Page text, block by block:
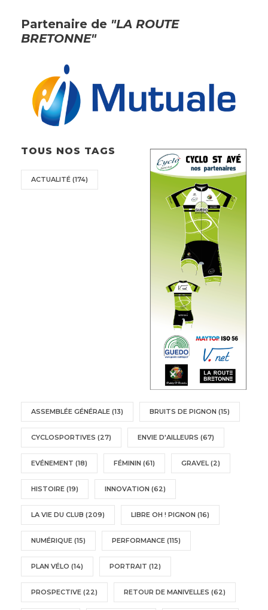
Partenaire de "LA ROUTE
BRETONNE"
TOUS NOS TAGS
ACTUALITÉ (174)
ASSEMBLÉE GÉNÉRALE (13) BRUITS DE PIGNON (15)
CYCLOSPORTIVES (27) ENVIE D'AILLEURS (67)
EVÉNEMENT (18) FÉMININ (61) GRAVEL (2)
HISTOIRE (19) INNOVATION (62)
LA VIE DU CLUB (209) LIBRE OH ! PIGNON (16)
NUMÉRIQUE (15) PERFORMANCE (115)
PLAN VÉLO (14) PORTRAIT (12)
PROSPECTIVE (22) RETOUR DE MANIVELLES (62)